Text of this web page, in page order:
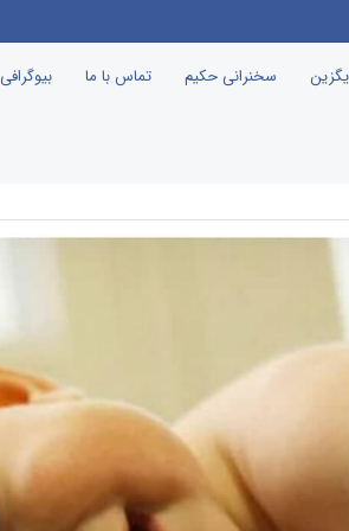
می‌شود!
سخنرانی حکیم تماس با ما